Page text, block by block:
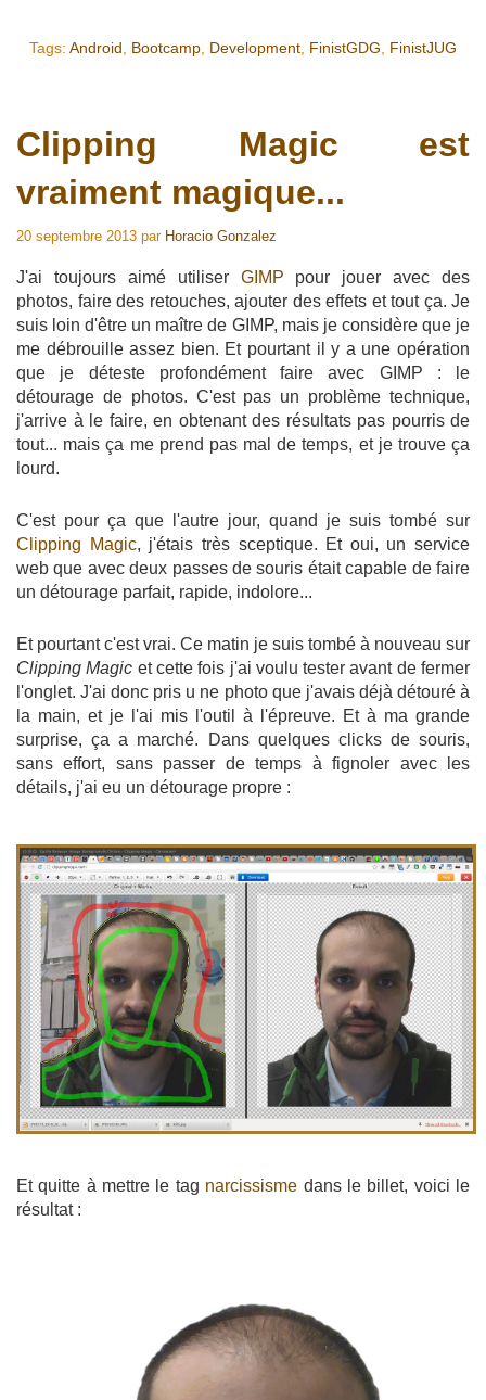
Tags: Android Bootcamp Development FinistGDG FinistJUG
Clipping Magic est
vraiment magique...
20 septembre 2013 par Horacio Gonzalez
J'ai toujours aimé utiliser GIMP pour jouer avec des
photos, faire des retouches, ajouter des effets et tout ça. Je
suis loin d'être un maître de GIMP, mais je considère que je
me débrouille assez bien. Et pourtant il y a une opération
que je déteste profondément faire avec GIMP : le
détourage de photos. C'est pas un problème technique,
j'arrive à le faire, en obtenant des résultats pas pourris de
tout... mais ça me prend pas mal de temps, et je trouve ça
lourd.
C'est pour ça que l'autre jour, quand je suis tombé sur
Clipping Magic, j'étais très sceptique. Et oui, un service
web que avec deux passes de souris était capable de faire
un détourage parfait, rapide, indolore...
Et pourtant c'est vrai. Ce matin je suis tombé à nouveau sur
Clipping Magic et cette fois j'ai voulu tester avant de fermer
l'onglet. J'ai donc pris u ne photo que j'avais déjà détouré à
la main, et je l'ai mis l'outil à l'épreuve. Et à ma grande
surprise, ça a marché. Dans quelques clicks de souris,
sans effort, sans passer de temps à fignoler avec les
détails, j'ai eu un détourage propre :
Et quitte à mettre le tag narcissisme dans le billet, voici le
résultat :